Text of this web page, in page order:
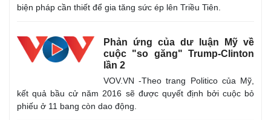
biện pháp cần thiết để gia tăng sức ép lên Triều Tiên.
Phản ứng của dư luận Mỹ về
cuộc "so găng" Trump-Clinton
lần 2
VOV.VN -Theo trang Politico của Mỹ,
kết quả bầu cử năm 2016 sẽ được quyết định bởi cuộc bỏ
phiếu ở 11 bang còn dao động.